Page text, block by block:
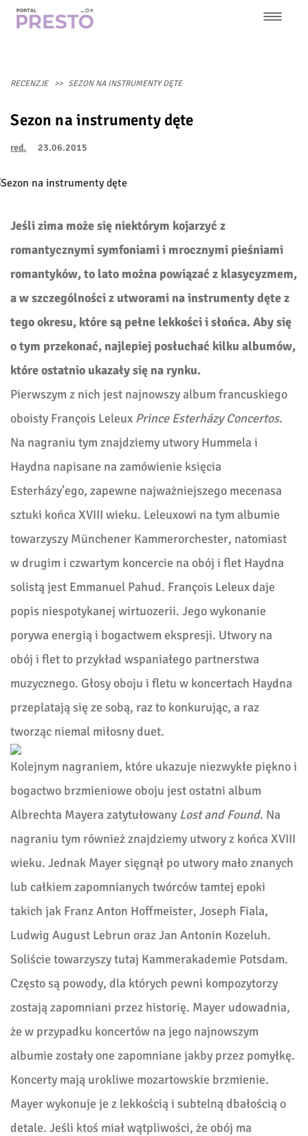
Przejdź
nawigacja
RECENZJE SEZON NA INSTRUMENTY DĘTE
Sezon na instrumenty dęte
red. 23.06.2015
Jeśli zima może się niektórym kojarzyć z
romantycznymi symfoniami i mrocznymi pieśniami
romantyków, to lato można powiązać z klasycyzmem,
a w szczególności z utworami na instrumenty dęte z
tego okresu, które są pełne lekkości i słońca. Aby się
o tym przekonać, najlepiej posłuchać kilku albumów,
które ostatnio ukazały się na rynku.
Pierwszym z nich jest najnowszy album francuskiego
oboisty François Leleux Prince Esterházy Concertos.
Na nagraniu tym znajdziemy utwory Hummela i
Haydna napisane na zamówienie księcia
Esterházy’ego, zapewne najważniejszego mecenasa
sztuki końca XVIII wieku. Leleuxowi na tym albumie
towarzyszy Münchener Kammerorchester, natomiast
w drugim i czwartym koncercie na obój i flet Haydna
solistą jest Emmanuel Pahud. François Leleux daje
popis niespotykanej wirtuozerii. Jego wykonanie
porywa energią i bogactwem ekspresji. Utwory na
obój i flet to przykład wspaniałego partnerstwa
muzycznego. Głosy oboju i fletu w koncertach Haydna
przeplatają się ze sobą, raz to konkurując, a raz
tworząc niemal miłosny duet.
Kolejnym nagraniem, które ukazuje niezwykłe piękno i
bogactwo brzmieniowe oboju jest ostatni album
Albrechta Mayera zatytułowany Lost and Found. Na
nagraniu tym również znajdziemy utwory z końca XVIII
wieku. Jednak Mayer sięgnął po utwory mało znanych
lub całkiem zapomnianych twórców tamtej epoki
takich jak Franz Anton Hoffmeister, Joseph Fiala,
Ludwig August Lebrun oraz Jan Antonin Kozeluh.
Soliście towarzyszy tutaj Kammerakademie Potsdam.
Często są powody, dla których pewni kompozytorzy
zostają zapomniani przez historię. Mayer udowadnia,
że w przypadku koncertów na jego najnowszym
albumie zostały one zapomniane jakby przez pomyłkę.
Koncerty mają urokliwe mozartowskie brzmienie.
Mayer wykonuje je z lekkością i subtelną dbałością o
detale. Jeśli ktoś miał wątpliwości, że obój ma